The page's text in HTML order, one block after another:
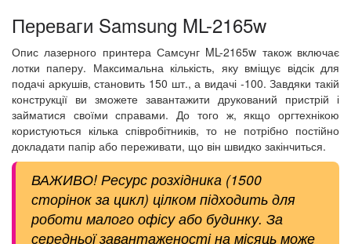
Переваги Samsung ML-2165w
Опис лазерного принтера Самсунг ML-2165w також включає
лотки паперу. Максимальна кількість, яку вміщує відсік для
подачі аркушів, становить 150 шт., а видачі -100. Завдяки такій
конструкції ви зможете завантажити друкований пристрій і
займатися своїми справами. До того ж, якщо оргтехнікою
користуються кілька співробітників, то не потрібно постійно
докладати папір або переживати, що він швидко закінчиться.
ВАЖИВО! Ресурс розхідника (1500
сторінок за цикл) цілком підходить для
роботи малого офісу або будинку. За
середньої завантаженості на місяць може